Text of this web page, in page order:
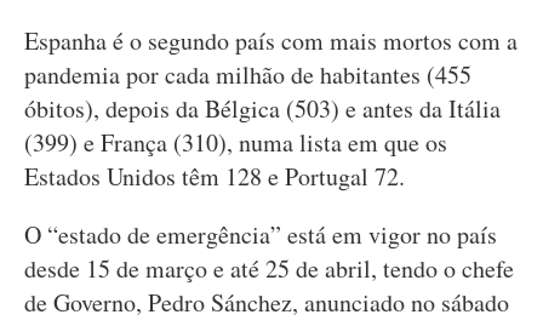
Espanha é o segundo país com mais mortos com a
pandemia por cada milhão de habitantes (455
óbitos), depois da Bélgica (503) e antes da Itália
(399) e França (310), numa lista em que os
Estados Unidos têm 128 e Portugal 72.
O “estado de emergência” está em vigor no país
desde 15 de março e até 25 de abril, tendo o chefe
de Governo, Pedro Sánchez, anunciado no sábado